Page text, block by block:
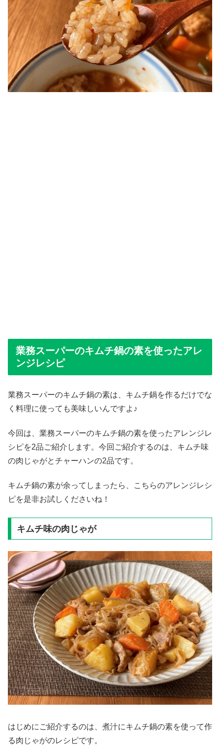
業務スーパーのキムチ鍋の素を使ったアレ
ンジレシピ
業務スーパーのキムチ鍋の素は、キムチ鍋を作るだけでな
く料理に使っても美味しいんですよ♪
今回は、業務スーパーのキムチ鍋の素を使ったアレンジレ
シピを2品ご紹介します。今回ご紹介するのは、キムチ味
の肉じゃがとチャーハンの2品です。
キムチ鍋の素が余ってしまったら、こちらのアレンジレシ
ピを是非お試しくださいね！
キムチ味の肉じゃが
はじめにご紹介するのは、煮汁にキムチ鍋の素を使って作
る肉じゃがのレシピです。